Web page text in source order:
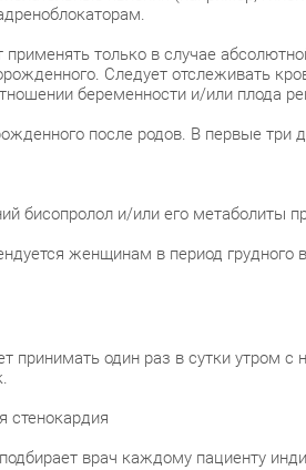
применять только в случае
Следует отслеживать
беременности и/или плода
после родов. В первые
бисопролол и/или его метаболиты
женщинам в период
принимать один раз в сутки
стенокардия
врач каждому пациенту